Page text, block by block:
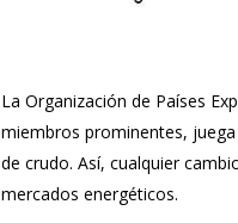
La Organización de Países
miembros prominentes,
de crudo. Así, cualquier
mercados energéticos.